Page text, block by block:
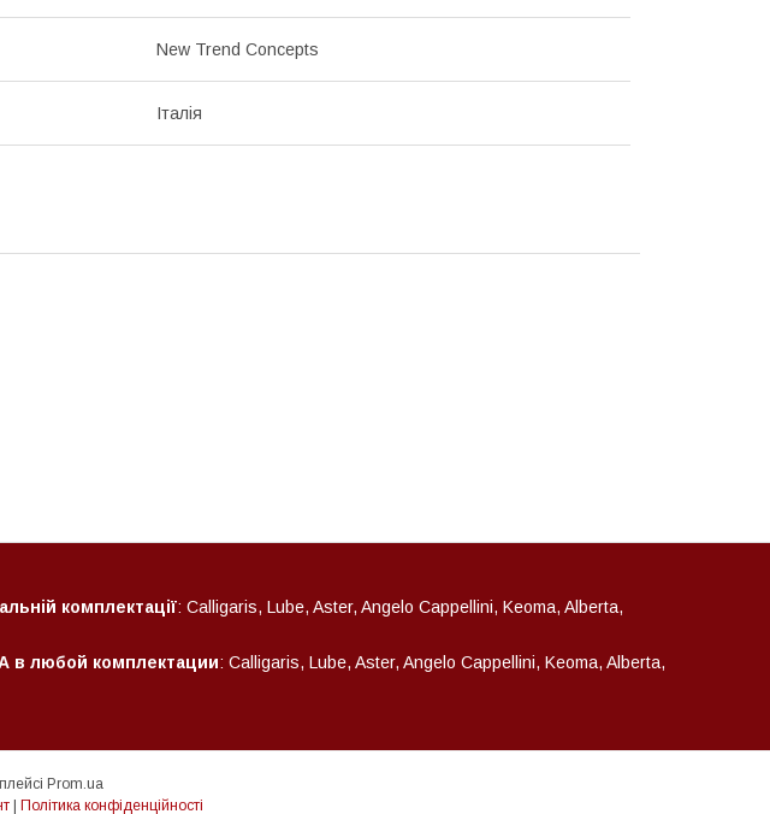
New Trend Concepts
Італія
комплектації: Calligaris, Lube, Aster, Angelo Cappellini, Keoma, Alberta,
любой комплектации: Calligaris, Lube, Aster, Angelo Cappellini, Keoma, Alberta,
Prom.ua
Політика конфіденційності